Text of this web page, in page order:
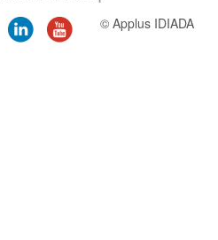
© Applus IDIADA